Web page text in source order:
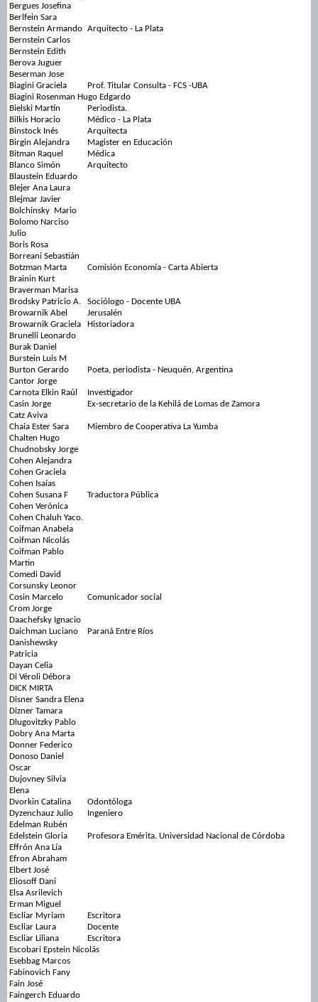
Bergues Josefina
Berlfein Sara
Bernstein Armando Arquitecto - La Plata
Bernstein Carlos
Bernstein Edith
Berova Juguer
Beserman Jose
Biagini Graciela
Prof. Titular Consulta - FCS -UBA
Biagini Rosenman Hugo Edgardo
Bielski Martín
Periodista.
Bilkis Horacio
Médico - La Plata
Binstock Inés
Arquitecta
Birgin Alejandra
Magister en Educación
Bitman Raquel
Médica
Blanco Simón
Arquitecto
Blaustein Eduardo
Blejer Ana Laura
Blejmar Javier
Bolchinsky Mario
Bolomo Narciso
Julio
Boris Rosa
Borreani Sebastián
Botzman Marta
Comisión Economía - Carta Abierta
Brainin Kurt
Braverman Marisa
Brodsky Patricio A.
Sociólogo - Docente UBA
Browarnik Abel
Jerusalén
Browarnik Graciela
Historiadora
Brunelli Leonardo
Burak Daniel
Burstein Luis M
Burton Gerardo
Poeta, periodista - Neuquén, Argentina
Cantor Jorge
Carnota Elkin Raúl
Investigador
Casin Jorge
Ex-secretario de la Kehilá de Lomas de Zamora
Catz Aviva
Chaia Ester Sara
Miembro de Cooperativa La Yumba
Chalten Hugo
Chudnobsky Jorge
Cohen Alejandra
Cohen Graciela
Cohen Isaías
Cohen Susana F
Traductora Pública
Cohen Verónica
Cohen Chaluh Yaco.
Coifman Anabela
Coifman Nicolás
Coifman Pablo
Martin
Comedi David
Corsunsky Leonor
Cosin Marcelo
Comunicador social
Crom Jorge
Daachefsky Ignacio
Daichman Luciano
Paraná Entre Ríos
Danishewsky
Patricia
Dayan Celia
Di Véroli Débora
DICK MIRTA
Disner Sandra Elena
Dizner Tamara
Dlugovitzky Pablo
Dobry Ana Marta
Donner Federico
Donoso Daniel
Oscar
Dujovney Silvia
Elena
Dvorkin Catalina
Odontóloga
Dyzenchauz Julio
Ingeniero
Edelman Rubén
Edelstein Gloria
Profesora Emérita. Universidad Nacional de Córdoba
Effrón Ana Lía
Efron Abraham
Elbert José
Eliosoff Dani
Elsa Asrilevich
Erman Miguel
Escliar Myriam
Escritora
Escliar Laura
Docente
Escliar Liliana
Escritora
Escobari Epstein Nicolás
Esebbag Marcos
Fabinovich Fany
Fain José
Faingerch Eduardo